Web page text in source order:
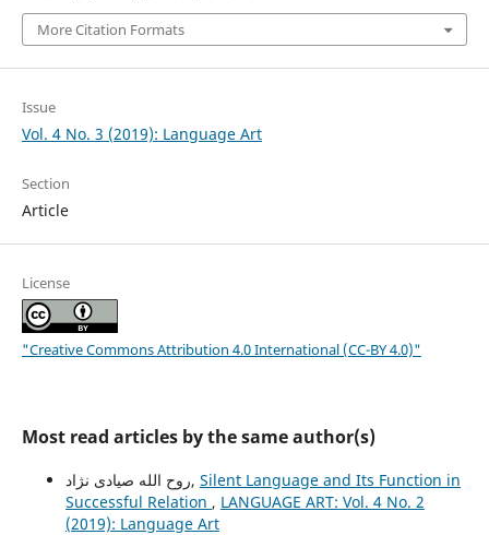
More Citation Formats
Issue
Vol. 4 No. 3 (2019): Language Art
Section
Article
License
"Creative Commons Attribution 4.0 International (CC-BY 4.0)"
Most read articles by the same author(s)
روح الله صیادی نژاد, Silent Language and Its Function in
Successful Relation , LANGUAGE ART: Vol. 4 No. 2
(2019): Language Art